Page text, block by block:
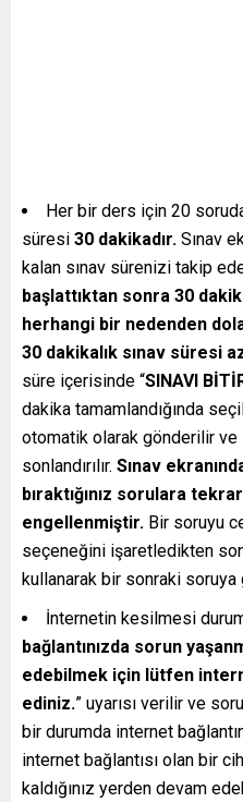
Her bir ders için 20
süresi 30 dakikadır. Sınav
kalan sınav sürenizi takip
başlattıktan sonra 30
herhangi bir nedenden
30 dakikalık sınav süresi
süre içerisinde “SINAVI
dakika tamamlandığında
otomatik olarak gönderilir ve
sonlandırılır. Sınav
bıraktığınız sorulara
engellenmiştir. Bir soruyu
seçeneğini işaretledikten
kullanarak bir sonraki
İnternetin kesilmesi
bağlantınızda sorun
edebilmek için lütfen
ediniz.” uyarısı verilir ve
bir durumda internet
internet bağlantısı olan bir
kaldığınız yerden devam